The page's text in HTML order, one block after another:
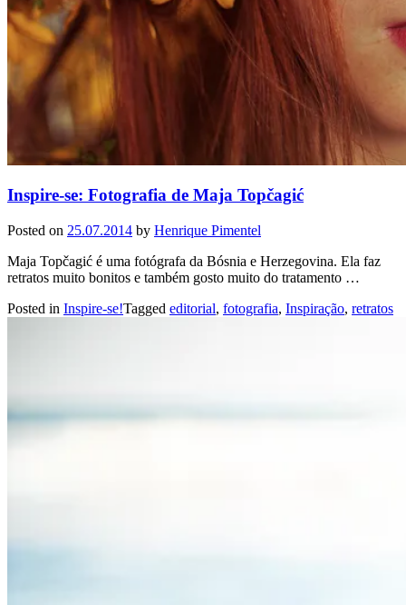
Inspire-se: Fotografia de Maja Topčagić
Posted on 25.07.2014 by Henrique Pimentel
Maja Topčagić é uma fotógrafa da Bósnia e Herzegovina. Ela faz
retratos muito bonitos e também gosto muito do tratamento …
Posted in Inspire-se!Tagged editorial, fotografia, Inspiração, retratos